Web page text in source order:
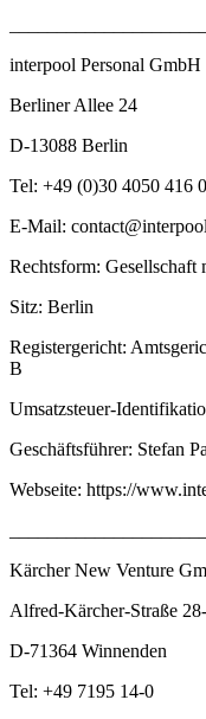
interpool Personal GmbH
Berliner Allee 24
D-13088 Berlin
Tel: +49 (0)30 4050 416
E-Mail:
Rechtsform: Gesellschaft
Sitz: Berlin
Registergericht:
B
Umsatzsteuer-
Geschäftsführer: Stefan
Webseite: https://
Kärcher New Venture
Alfred-Kärcher-Straße
D-71364 Winnenden
Tel: +49 7195 14-0